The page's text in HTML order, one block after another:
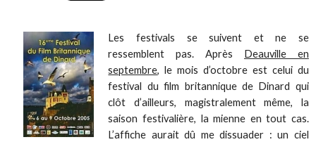
Les festivals se suivent et ne se
ressemblent pas. Après Deauville en
septembre, le mois d’octobre est celui du
festival du film britannique de Dinard qui
clôt d’ailleurs, magistralement même, la
saison festivalière, la mienne en tout cas.
L’affiche aurait dû me dissuader : un ciel